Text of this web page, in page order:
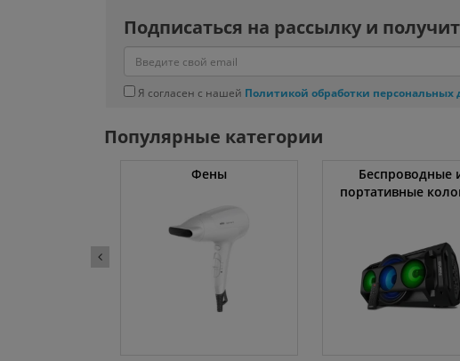
Подписаться на рассылку и
Я согласен с нашей Политикой обработки персональных
Популярные категории
Фены
Беспроводные
портативные